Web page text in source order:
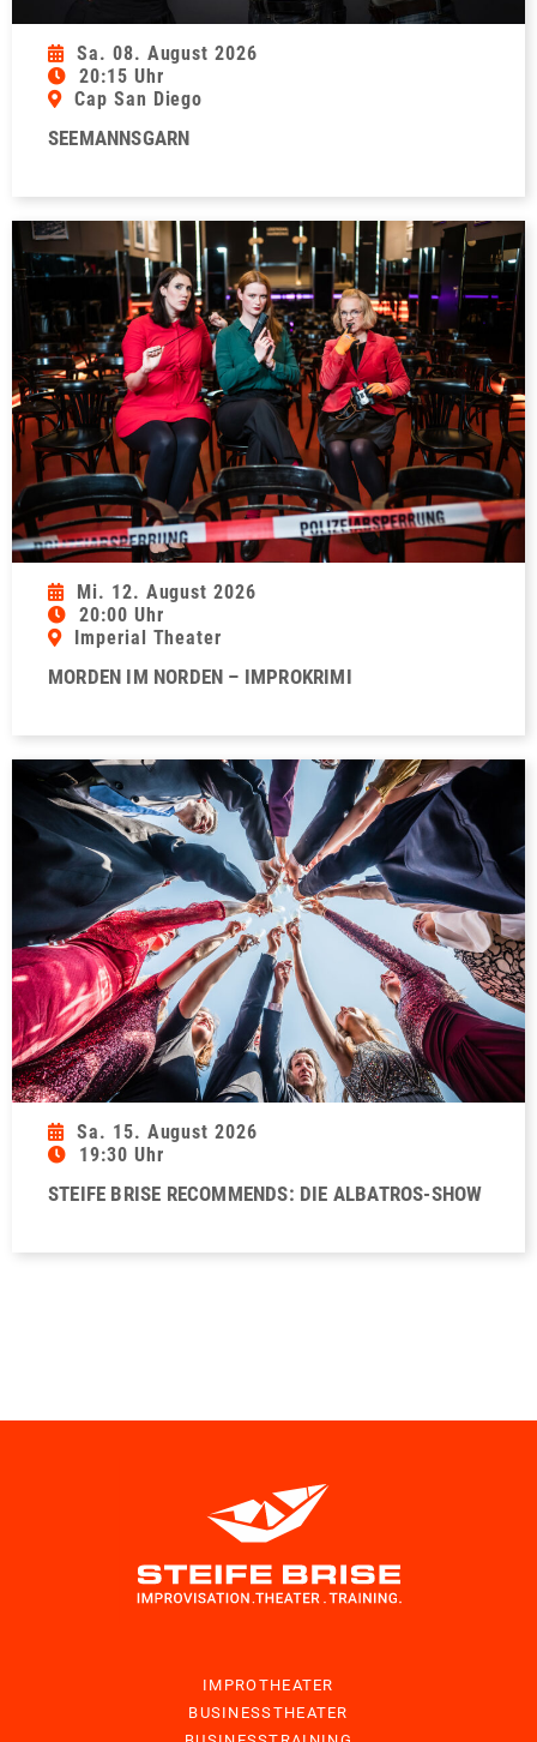
Sa. 08. August 2026
20:15 Uhr
Cap San Diego
SEEMANNSGARN
Mi. 12. August 2026
20:00 Uhr
Imperial Theater
MORDEN IM NORDEN – IMPROKRIMI
Sa. 15. August 2026
19:30 Uhr
STEIFE BRISE RECOMMENDS: DIE ALBATROS-SHOW
IMPROTHEATER
BUSINESSTHEATER